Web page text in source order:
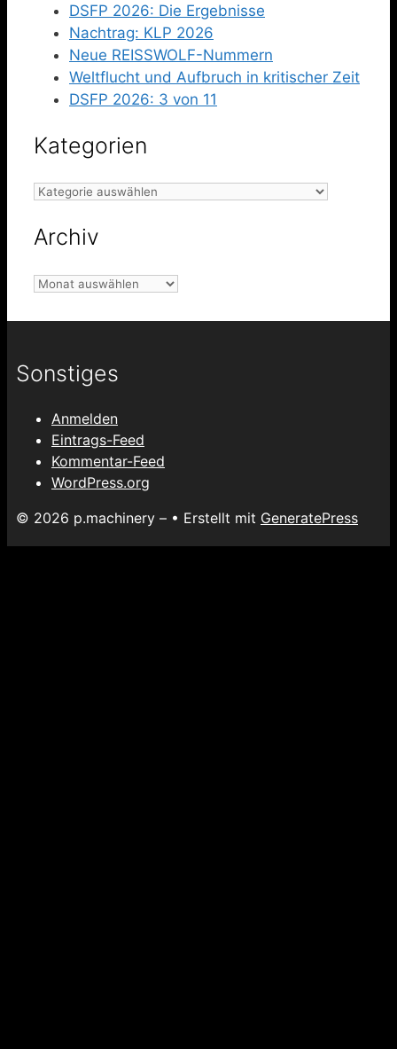
DSFP 2026: Die Ergebnisse
Nachtrag: KLP 2026
Neue REISSWOLF-Nummern
Weltflucht und Aufbruch in kritischer Zeit
DSFP 2026: 3 von 11
Kategorien
Kategorien
Archiv
Archiv
Sonstiges
Anmelden
Eintrags-Feed
Kommentar-Feed
WordPress.org
© 2026 p.machinery – • Erstellt mit GeneratePress